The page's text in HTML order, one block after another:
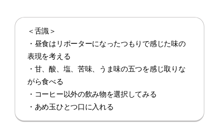
＜舌識＞
・昼食はリポーターになったつもりで感じた味の
表現を考える
・甘、酸、塩、苦味、うま味の五つを感じ取りな
がら食べる
・コーヒー以外の飲み物を選択してみる
・あめ玉ひとつ口に入れる